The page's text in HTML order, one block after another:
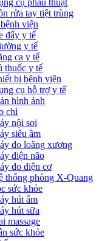
cụ phẫu thuật
rửa tay tiệt trùng
viện
đẩy y tế
y tế
ca y tế
thuốc y tế
bị bệnh viện
cụ hỗ trợ y tế
hình ảnh
chì
nội soi
siêu âm
đo loãng xương
điện não
đo điện cơ
thống phòng X-Quang
sức khỏe
hút ẩm
hút sữa
massage
sức khỏe